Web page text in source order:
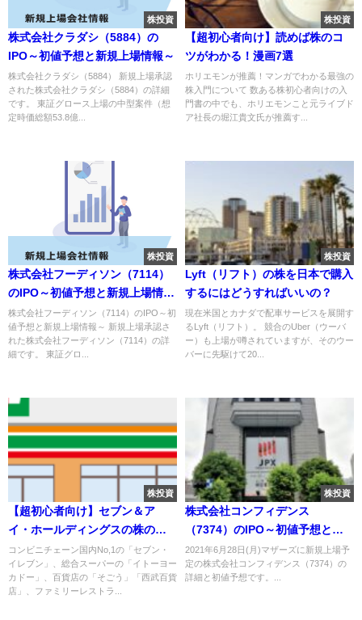
株投資
株式会社クラダシ（5884）の
IPO～初値予想と新規上場情報～
株式会社クラダシ（5884） 新規上場承認
された株式会社クラダシ（5884）の詳細
です。 東証グロース上場の中型案件（想
定時価総額53.8億...
株投資
【超初心者向け】読めば株のコ
ツがわかる！漫画7選
ホリエモンが推薦！マンガでわかる最強の
株入門について 数ある株初心者向けの入
門書の中でも、ホリエモンこと元ライブド
ア社長の堀江貴文氏が推薦す...
株投資
株式会社フーディソン（7114）
のIPO～初値予想と新規上場情報
～
株式会社フーディソン（7114）のIPO～初
値予想と新規上場情報～ 新規上場承認さ
れた株式会社フーディソン（7114）の詳
細です。 東証グロ...
株投資
Lyft（リフト）の株を日本で購入
するにはどうすればいいの？
現在米国とカナダで配車サービスを展開す
るLyft（リフト）。 競合のUber（ウーバ
ー）も上場が噂されていますが、そのウー
バーに先駆けて20...
株投資
【超初心者向け】セブン＆ア
イ・ホールディングスの株の購
入の仕方
コンビニチェーン国内No,1の「セブン・
イレブン」、総合スーパーの「イトーヨー
カドー」、百貨店の「そごう」「西武百貨
店」、ファミリーレストラ...
株投資
株式会社コンフィデンス
（7374）のIPO～初値予想と新
規上場情報～
2021年6月28日(月)マザーズに新規上場予
定の株式会社コンフィデンス（7374）の
詳細と初値予想です。...